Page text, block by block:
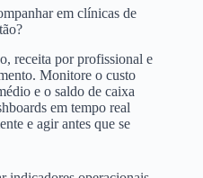
em clínicas de
receita por profissional e
Monitore o custo
e o saldo de caixa
em tempo real
e agir antes que se